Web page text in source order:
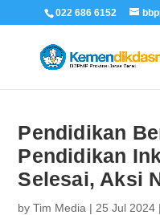
022 686 6152
Pendidikan
Pendidikan
Selesai, Aksi
byTim Media | 25 Jul 2024